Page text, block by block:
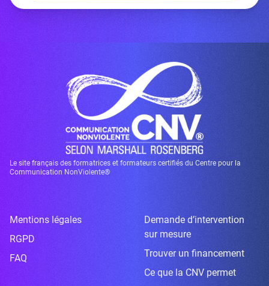
Le site français des formatrices et formateurs certifiés du Centre pour la
Communication NonViolente®
Mentions légales
RGPD
FAQ
Demande d’intervention
sur mesure
Trouver un financement
Ce que la CNV permet